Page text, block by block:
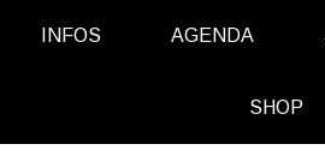
INFOS AGENDA
SHOP